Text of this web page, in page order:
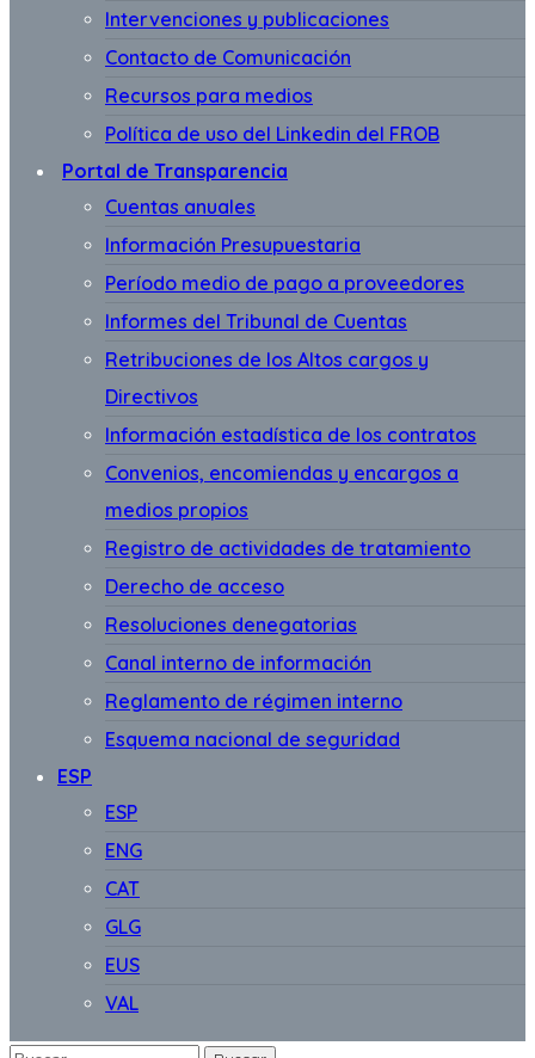
Intervenciones y publicaciones
Contacto de Comunicación
Recursos para medios
Política de uso del Linkedin del FROB
Portal de Transparencia
Cuentas anuales
Información Presupuestaria
Período medio de pago a proveedores
Informes del Tribunal de Cuentas
Retribuciones de los Altos cargos y
Directivos
Información estadística de los contratos
Convenios, encomiendas y encargos a
medios propios
Registro de actividades de tratamiento
Derecho de acceso
Resoluciones denegatorias
Canal interno de información
Reglamento de régimen interno
Esquema nacional de seguridad
ESP
ESP
ENG
CAT
GLG
EUS
VAL